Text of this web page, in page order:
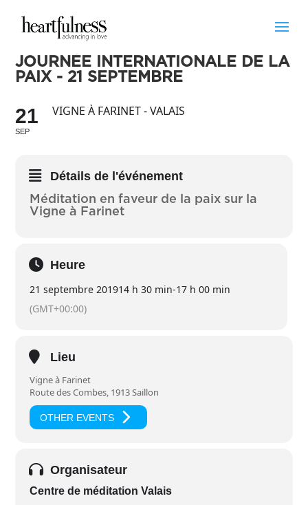
JOURNÉE INTERNATIONALE DE LA
PAIX - 21 SEPTEMBRE
21
SEP
VIGNE À FARINET - VALAIS
Détails de l'événement
Méditation en faveur de la paix sur la
Vigne à Farinet
Heure
21 septembre 201914 h 30 min-17 h 00 min
(GMT+00:00)
Lieu
Vigne à Farinet
Route des Combes, 1913 Saillon
OTHER EVENTS
Organisateur
Centre de méditation Valais